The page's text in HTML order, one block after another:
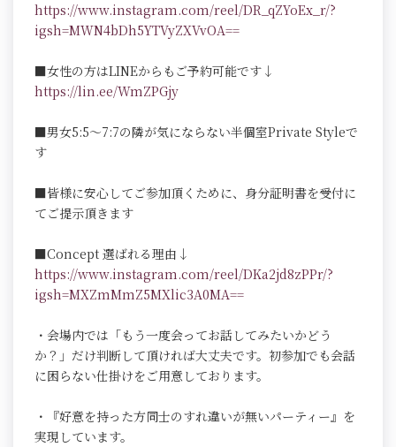
https://www.instagram.com/reel/DR_qZYoEx_r/?
igsh=MWN4bDh5YTVyZXVvOA==
■女性の方はLINEからもご予約可能です↓
https://lin.ee/WmZPGjy
■男女5:5～7:7の隣が気にならない半個室Private Styleで
す
■皆様に安心してご参加頂くために、身分証明書を受付に
てご提示頂きます
■Concept 選ばれる理由↓
https://www.instagram.com/reel/DKa2jd8zPPr/?
igsh=MXZmMmZ5MXlic3A0MA==
・会場内では「もう一度会ってお話してみたいかどう
か？」だけ判断して頂ければ大丈夫です。初参加でも会話
に困らない仕掛けをご用意しております。
・『好意を持った方同士のすれ違いが無いパーティー』を
実現しています。